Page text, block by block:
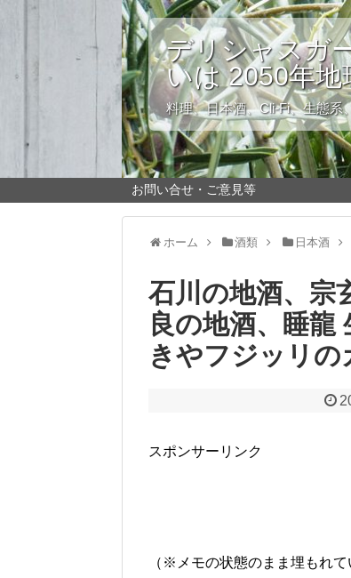
デリシャスガ
いは 2050年地
料理、日本酒、Cli-Fi、生態系
お問い合せ・ご意見等
ホーム 酒類 日本酒
石川の地酒、宗
良の地酒、睡
きやフジッリの
スポンサーリンク
（※メモの状態のまま埋もれ